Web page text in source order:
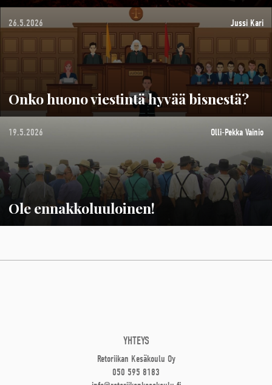
26.5.2026 Jussi Kari
Onko huono viestintä hyvää bisnestä?
19.5.2026 Olli-Pekka Vainio
Ole ennakkoluuloinen!
YHTEYS
Retoriikan Kesäkoulu Oy
050 595 8183